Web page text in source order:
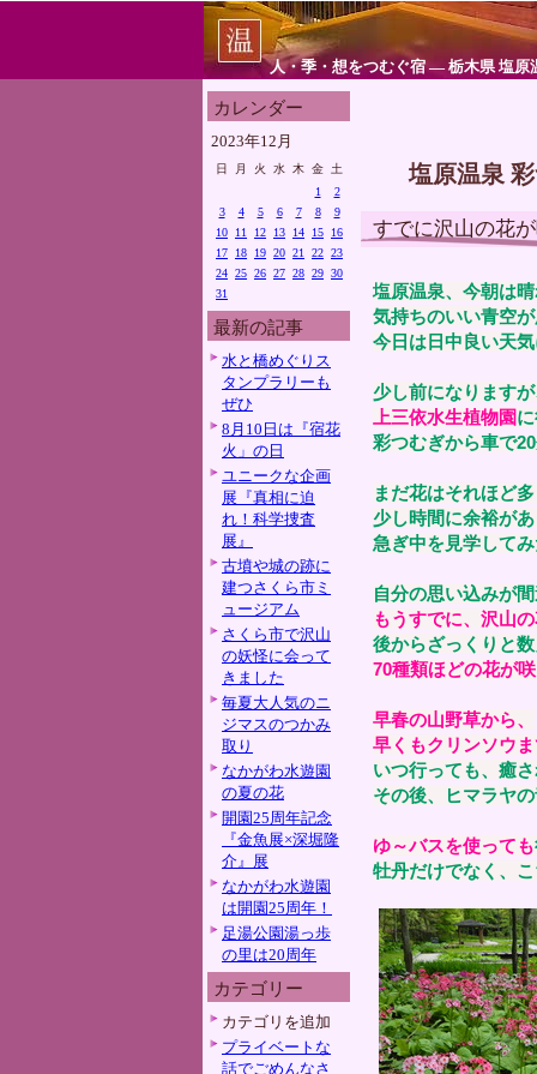
人・季・想をつむぐ宿 ― 栃木県 塩原
カレンダー
2023年12月
日 月 火 水 木 金
土
1
2
3
4 5 6 7 8
9
10
11 12 13 14 15
16
17
18 19 20 21 22 23
24 25 26 27 28 29 30
31
最新の記事
水と橋めぐりス
タンプラリーも
ぜひ
8月10日は『宿花
火」の日
ユニークな企画
展『真相に迫
れ！科学捜査
展』
古墳や城の跡に
建つさくら市ミ
ュージアム
さくら市で沢山
の妖怪に会って
きました
毎夏大人気のニ
ジマスのつかみ
取り
なかがわ水遊園
の夏の花
開園25周年記念
『金魚展×深堀隆
介』展
なかがわ水遊園
は開園25周年！
足湯公園湯っ歩
の里は20周年
カテゴリー
カテゴリを追加
プライベートな
話でごめんなさ
塩原温泉
すでに沢山の花
塩原温泉、今朝は
気持ちのいい青空
今日は日中良い天
少し前になります
上三依水生植物園
彩つむぎから車で
まだ花はそれほど
少し時間に余裕が
急ぎ中を見学して
自分の思い込みが
もうすでに、沢山
後からざっくりと
70種類ほどの花が
早春の山野草から、
早くもクリンソウ
いつ行っても、癒
その後、ヒマラヤ
ゆ～バスを使っても
牡丹だけでなく、